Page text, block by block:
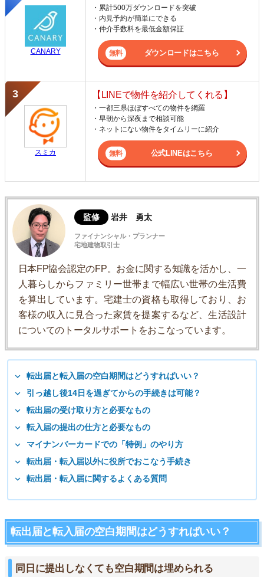
CANARY
・累計500万ダウンロードを突破
・内見予約が簡単にできる
・仲介手数料を最低金額保証
ダウンロードはこちら
スミカ
【LINEで物件を紹介してくれる】
・一都三県ほぼすべての物件を網羅
・早朝から深夜まで相談可能
・ネットにない物件をタイムリーに紹介
公式LINEはこちら
監修 岩井 勇太
ファイナンシャル・プランナー
宅地建物取引士
日本FP協会認定のFP。お金に関する知識を活かし、一
人暮らしからファミリー世帯まで幅広い世帯の生活費
を算出しています。宅建士の資格も取得しており、お
客様の収入に見合った家賃を提案するなど、生活設計
についてのトータルサポートをおこなっています。
転出届と転入届の空白期間はどうすればいい？
引っ越し後14日を過ぎてからの手続きは可能？
転出届の受け取り方と必要なもの
転入届の提出の仕方と必要なもの
マイナンバーカードでの「特例」のやり方
転出届・転入届以外に役所でおこなう手続き
転出届・転入届に関するよくある質問
転出届と転入届の空白期間はどうすればいい？
同日に提出しなくても空白期間は埋められる